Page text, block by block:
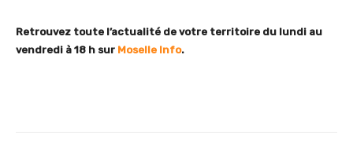
Retrouvez toute l’actualité de votre territoire du lundi au
vendredi à 18 h sur Moselle Info.